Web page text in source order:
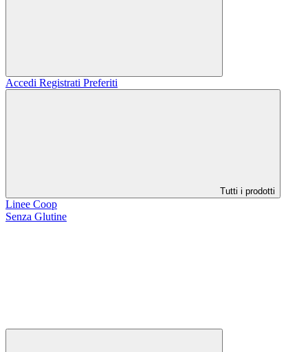
Accedi Registrati Preferiti
Tutti i prodotti
Linee Coop
Senza Glutine